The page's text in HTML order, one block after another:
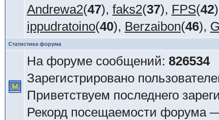
Andrewa2(47), faks2(37), FPS(42
ippudratoino(40), Berzaibon(46),
Статистика форума
На форуме сообщений: 826534
Зарегистрировано
Приветствуем последнего
Рекорд посещаемости форума